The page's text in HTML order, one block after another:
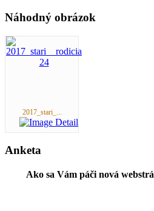
Náhodný obrázok
2017_stari_...
Anketa
Ako sa Vám páči nová